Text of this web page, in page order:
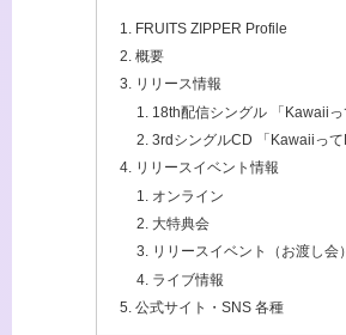
FRUITS ZIPPER Profile
概要
リリース情報
18th配信シングル 「Kawaiiっ
3rdシングルCD 「Kawaiiって
リリースイベント情報
オンライン
大特典会
リリースイベント（お渡し会）
ライブ情報
公式サイト・SNS 各種